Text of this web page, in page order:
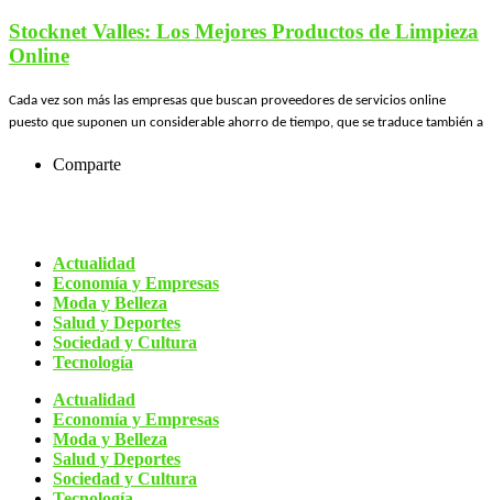
Stocknet Valles: Los Mejores Productos de Limpieza
Online
Cada vez son más las empresas que buscan proveedores de servicios online
puesto que suponen un considerable ahorro de tiempo, que se traduce también a
Comparte
Actualidad
Economía y Empresas
Moda y Belleza
Salud y Deportes
Sociedad y Cultura
Tecnología
Actualidad
Economía y Empresas
Moda y Belleza
Salud y Deportes
Sociedad y Cultura